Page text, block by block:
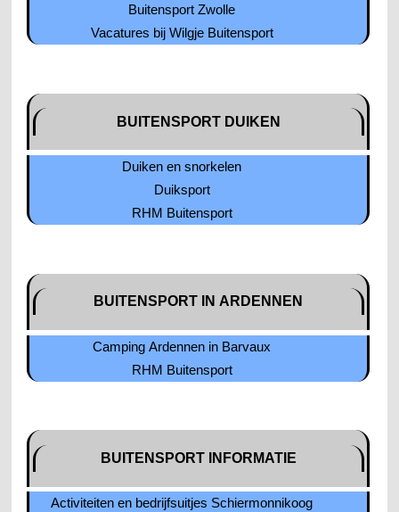
Buitensport Zwolle
Vacatures bij Wilgje Buitensport
BUITENSPORT DUIKEN
Duiken en snorkelen
Duiksport
RHM Buitensport
BUITENSPORT IN ARDENNEN
Camping Ardennen in Barvaux
RHM Buitensport
BUITENSPORT INFORMATIE
Activiteiten en bedrijfsuitjes Schiermonnikoog